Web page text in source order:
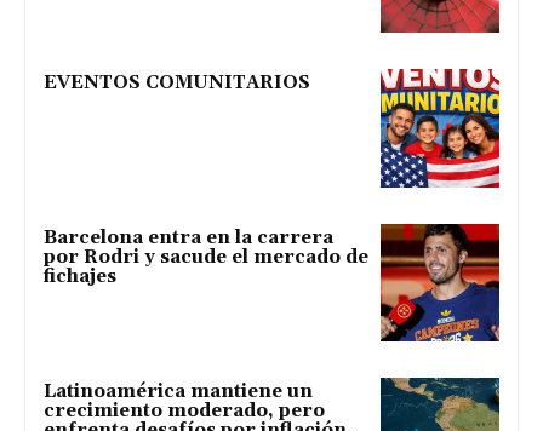
EVENTOS COMUNITARIOS
Barcelona entra en la carrera
por Rodri y sacude el mercado de
fichajes
Latinoamérica mantiene un
crecimiento moderado, pero